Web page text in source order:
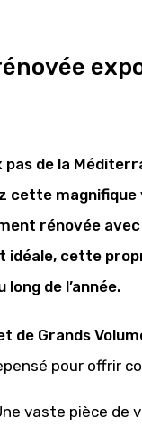
pas de la
cette magnifique
rénovée
idéale, cette
de l’année.
de Grands
pour offrir
vaste pièce de